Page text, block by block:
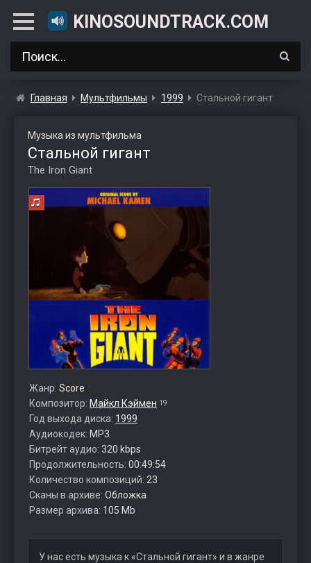
KINOSOUNDTRACK.COM
Главная Мультфильмы 1999 Стальной гигант
Музыка из мультфильма
Стальной гигант
The Iron Giant
Жанр: Score
Композитор: Майкл Кэймен 19
Год выхода диска: 1999
Аудиокодек: MP3
Битрейт аудио: 320 kbps
Продолжительность: 00:49:54
Количество композиций: 23
Сканы в архиве: Обложка
Размер архива: 105 Mb
У нас есть музыка к «Стальной гигант» и в жанре